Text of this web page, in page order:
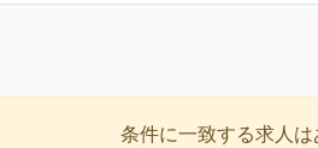
条件に一致する求人